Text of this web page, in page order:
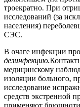
троекратно. При
исследований (за
населения)
СЭС.
В очаге инфекции
дезинфекцию.
медицинскому
изоляции больного,
исследование
средств экстренной